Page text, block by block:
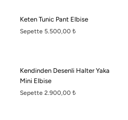
Keten Tunic Pant Elbise
Sepette 5.500,00 ₺
Kendinden Desenli Halter Yaka
Mini Elbise
Sepette 2.900,00 ₺